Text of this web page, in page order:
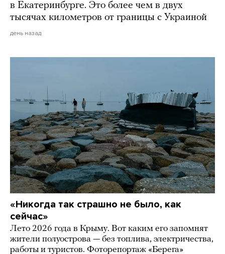
в Екатеринбурге. Это более чем в двух
тысячах километров от границы с Украиной
день назад
«Никогда так страшно не было, как
сейчас»
Лето 2026 года в Крыму. Вот каким его запомнят
жители полуострова — без топлива, электричества,
работы и туристов. Фоторепортаж «Берега»